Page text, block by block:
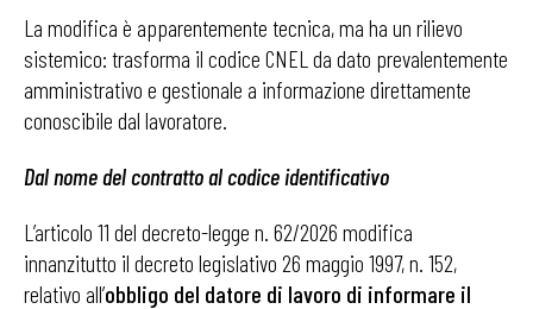
La modifica è apparentemente tecnica, ma ha un rilievo
sistemico: trasforma il codice CNEL da dato prevalentemente
amministrativo e gestionale a informazione direttamente
conoscibile dal lavoratore.
Dal nome del contratto al codice identificativo
L’articolo 11 del decreto-legge n. 62/2026 modifica
innanzitutto il decreto legislativo 26 maggio 1997, n. 152,
relativo all’obbligo del datore di lavoro di informare il